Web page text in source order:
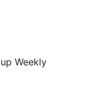
Weekly